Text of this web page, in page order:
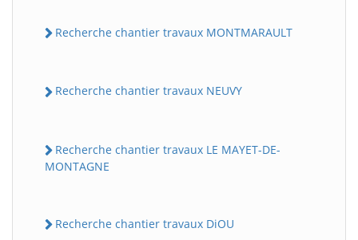
Recherche chantier travaux MONTMARAULT
Recherche chantier travaux NEUVY
Recherche chantier travaux LE MAYET-DE-
MONTAGNE
Recherche chantier travaux DiOU